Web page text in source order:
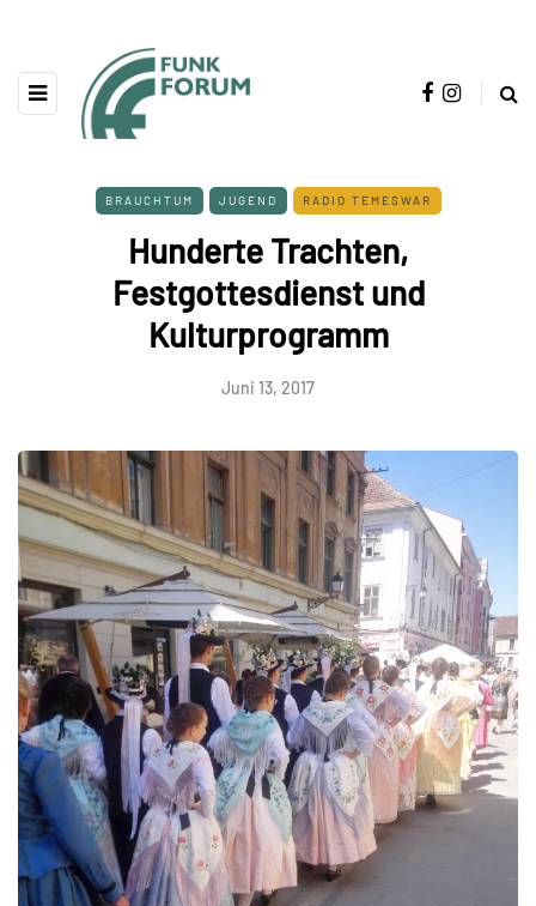
BRAUCHTUM JUGEND RADIO TEMESWAR
Hunderte Trachten,
Festgottesdienst und
Kulturprogramm
Juni 13, 2017